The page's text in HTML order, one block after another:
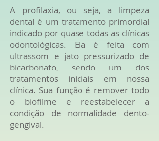
A profilaxia, ou seja, a limpeza
dental é um tratamento primordial
indicado por quase todas as clínicas
odontológicas. Ela é feita com
ultrassom e jato pressurizado de
bicarbonato, sendo um dos
tratamentos iniciais em nossa
clínica. Sua função é remover todo
o biofilme e reestabelecer a
condição de normalidade dento-
gengival.